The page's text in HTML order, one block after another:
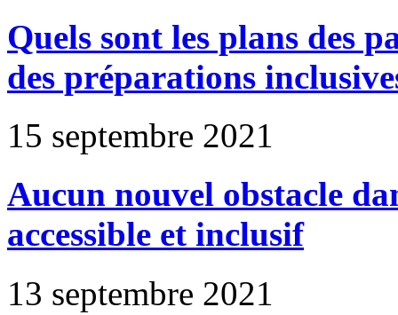
Quels sont les plans des
des préparations
15 septembre 2021
Aucun nouvel obstacle
accessible et inclusif
13 septembre 2021